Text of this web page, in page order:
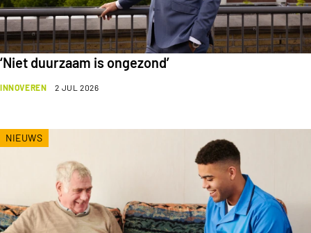
INNOVEREN 2 JUL 2026
‘Niet duurzaam is ongezond’
NIEUWS